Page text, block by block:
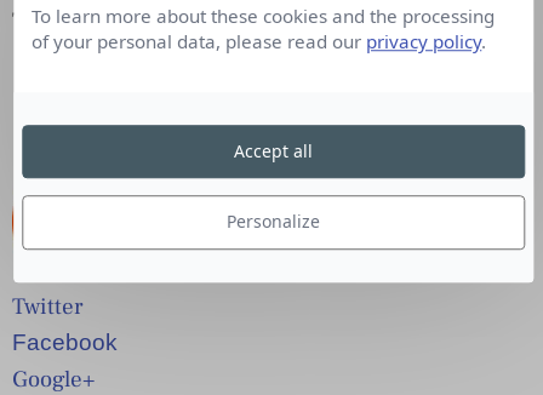
TCMdevientTCM Cinéma
Twitter
Facebook
Google+
To learn more about these cookies and the processing
of your personal data, please read our privacy policy.
Personalize
Accept all